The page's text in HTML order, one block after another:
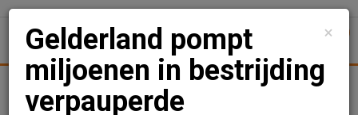
Uitgelicht Achtergronden Woningmarkt
×
Gelderland pompt
miljoenen in bestrijding
verpauperde